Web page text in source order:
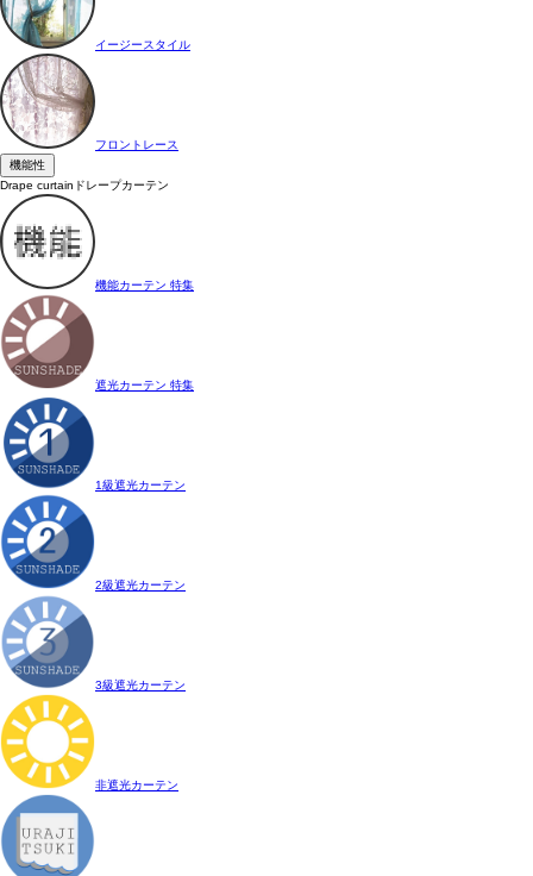
イージースタイル
フロントレース
機能性
Drape curtain ドレープカーテン
機能カーテン 特集
遮光カーテン 特集
1級遮光カーテン
2級遮光カーテン
3級遮光カーテン
非遮光カーテン